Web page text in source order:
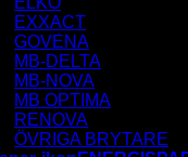
EXXACT
GOVENA
MB-DELTA
MB-NOVA
MB OPTIMA
RENOVA
ÖVRIGA BRYTARE